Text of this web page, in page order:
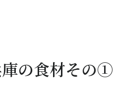
庫の食材その①